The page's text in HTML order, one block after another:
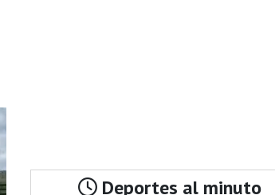
Deportes al minuto